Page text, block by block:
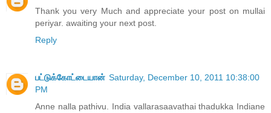
Thank you very Much and appreciate your post on mullai
periyar. awaiting your next post.
Reply
பட்டுக்கோட்டையான் Saturday, December 10, 2011 10:38:00
PM
Anne nalla pathivu. India vallarasaavathai thadukka Indiane